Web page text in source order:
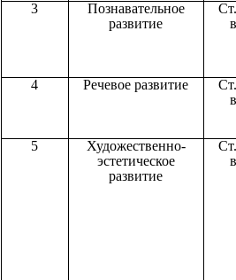
3
Познавательное
развитие
4
Речевое развитие
5
Художественно-
эстетическое
развитие